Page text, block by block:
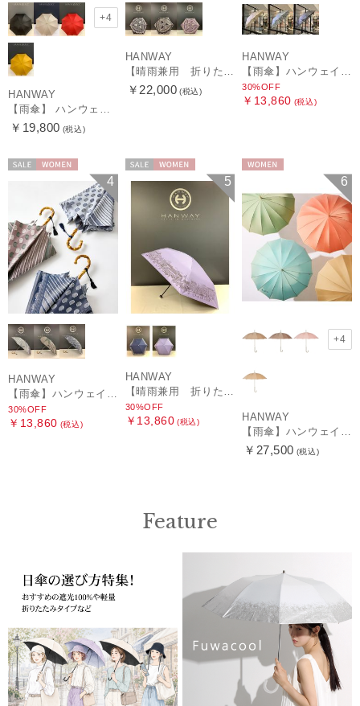
+4
HANWAY
【雨傘】 ハンウェイ （HANWAY） Couturier クチュリエ 長傘 日本製
￥19,800 (税込)
HANWAY
【晴雨兼用 折りたたみ日傘】ハンウェイ（ＨＡＮＷＡＹ）Vestido de frida（べスティード・デ・フリーダ）
￥22,000 (税込)
HANWAY
【雨傘】ハンウェイ (HANWAY) Lily CJ（リリー・シー・ジェー） 日本製 親骨：51～55cm
30%OFF
￥13,860 (税込)
4
HANWAY
30%OFF
￥13,860 (税込)
5
HANWAY
30%OFF
￥13,860 (税込)
6
+4
HANWAY
￥27,500 (税込)
Feature